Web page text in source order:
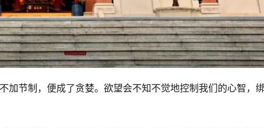
加节制，便成了贪婪。欲望会不知不觉地控制我们的心智，